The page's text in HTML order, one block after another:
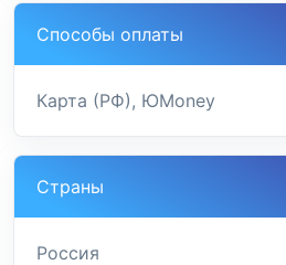
Способы оплаты
Карта (РФ), ЮMoney
Страны
Россия